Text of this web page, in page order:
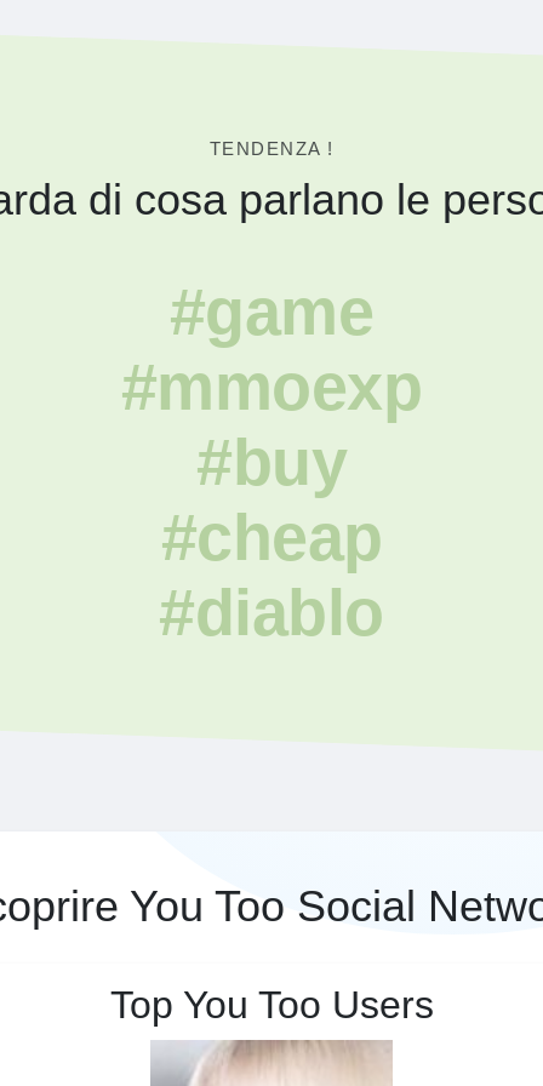
TENDENZA !
di cosa parlano le
#game
#mmoexp
#buy
#cheap
#diablo
You Too Social
Top You Too Users